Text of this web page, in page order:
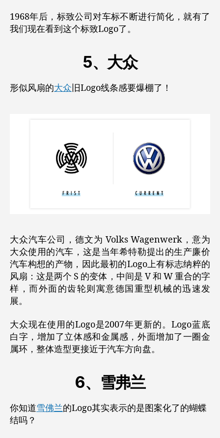
1968年后，标致公司对车标不断进行简化，就有了
我们现在看到这个标致Logo了。
5、大众
形似风扇的大众 旧Logo线条感要爆棚了！
大众汽车公司，德文为 Volks Wagenwerk，意为
大众使用的汽车，这是当年希特勒提出的生产廉价
汽车构想的产物，因此最初的Logo上有标志纳粹的
风扇：这是两个 S 的变体，中间是 V 和 W 重合的字
样，而外面的齿轮则寓意德国重型机械的迅速发
展。
大众现在使用的Logo是2007年更新的。Logo蓝底
白字，增加了立体感和金属感，外面增加了一圈金
属环，整体造型更接近于汽车方向盘。
6、雪弗兰
你知道雪佛兰的Logo其实表示的是图案化了的蝴蝶
结吗？